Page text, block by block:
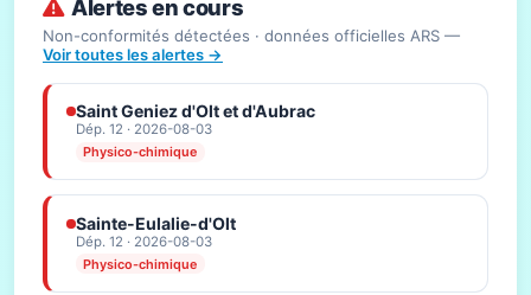
Alertes en cours
Non-conformités détectées · données officielles ARS —
Voir toutes les alertes →
Saint Geniez d'Olt et d'Aubrac
Dép. 12 · 2026-08-03
Physico-chimique
Sainte-Eulalie-d'Olt
Dép. 12 · 2026-08-03
Physico-chimique